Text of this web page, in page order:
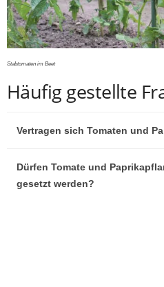
Stabtomaten im Beet
Häufig gestellte
Vertragen sich Tomaten und
Dürfen Tomate und
gesetzt werden?